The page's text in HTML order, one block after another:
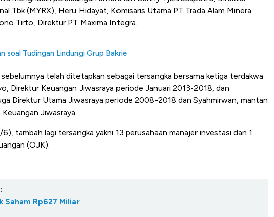
Tbk (MYRX), Heru Hidayat, Komisaris Utama PT Trada Alam Minera
Tirto, Direktur PT Maxima Integra.
soal Tudingan Lindungi Grup Bakrie
telah ditetapkan sebagai tersangka bersama ketiga terdakwa
Direktur Keuangan Jiwasraya periode Januari 2013-2018, dan
Direktur Utama Jiwasraya periode 2008-2018 dan Syahmirwan, mantan
Jiwasraya.
tambah lagi tersangka yakni 13 perusahaan manajer investasi dan 1
(OJK).
Saham Rp627 Miliar